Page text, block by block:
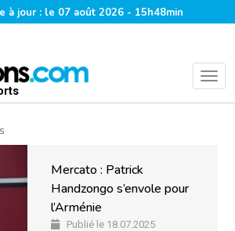
à jour : le 07 août 2026 - 15h48min
Mercato : Patrick
Handzongo s’envole pour
l’Arménie
Publié le 18.07.2025